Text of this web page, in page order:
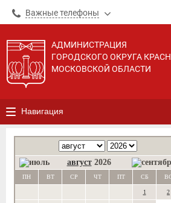
Важные телефоны
АДМИНИСТРАЦИЯ
ГОРОДСКОГО ОКРУГА
МОСКОВСКОЙ ОБЛАСТИ
Навигация
август 2026
ПН ВТ СР ЧТ ПТ СБ
1 2